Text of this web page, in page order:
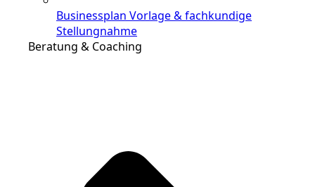
Businessplan Vorlage & fachkundige
Stellungnahme
Beratung & Coaching